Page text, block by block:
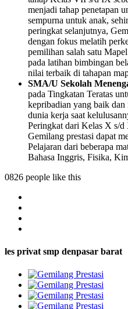
menjadi tahap penetapan
sempurna untuk anak,
peringkat selanjutnya,
dengan fokus melatih
pemilihan salah satu
pada latihan bimbingan
nilai terbaik di tahapan
SMA/U Sekolah
pada Tingkatan Teratas
kepribadian yang baik
dunia kerja saat
Peringkat dari Kelas X s/d
Gemilang prestasi dapat
Pelajaran dari beberapa
Bahasa Inggris, Fisika,
0826 people like this
les privat smp denpasar barat